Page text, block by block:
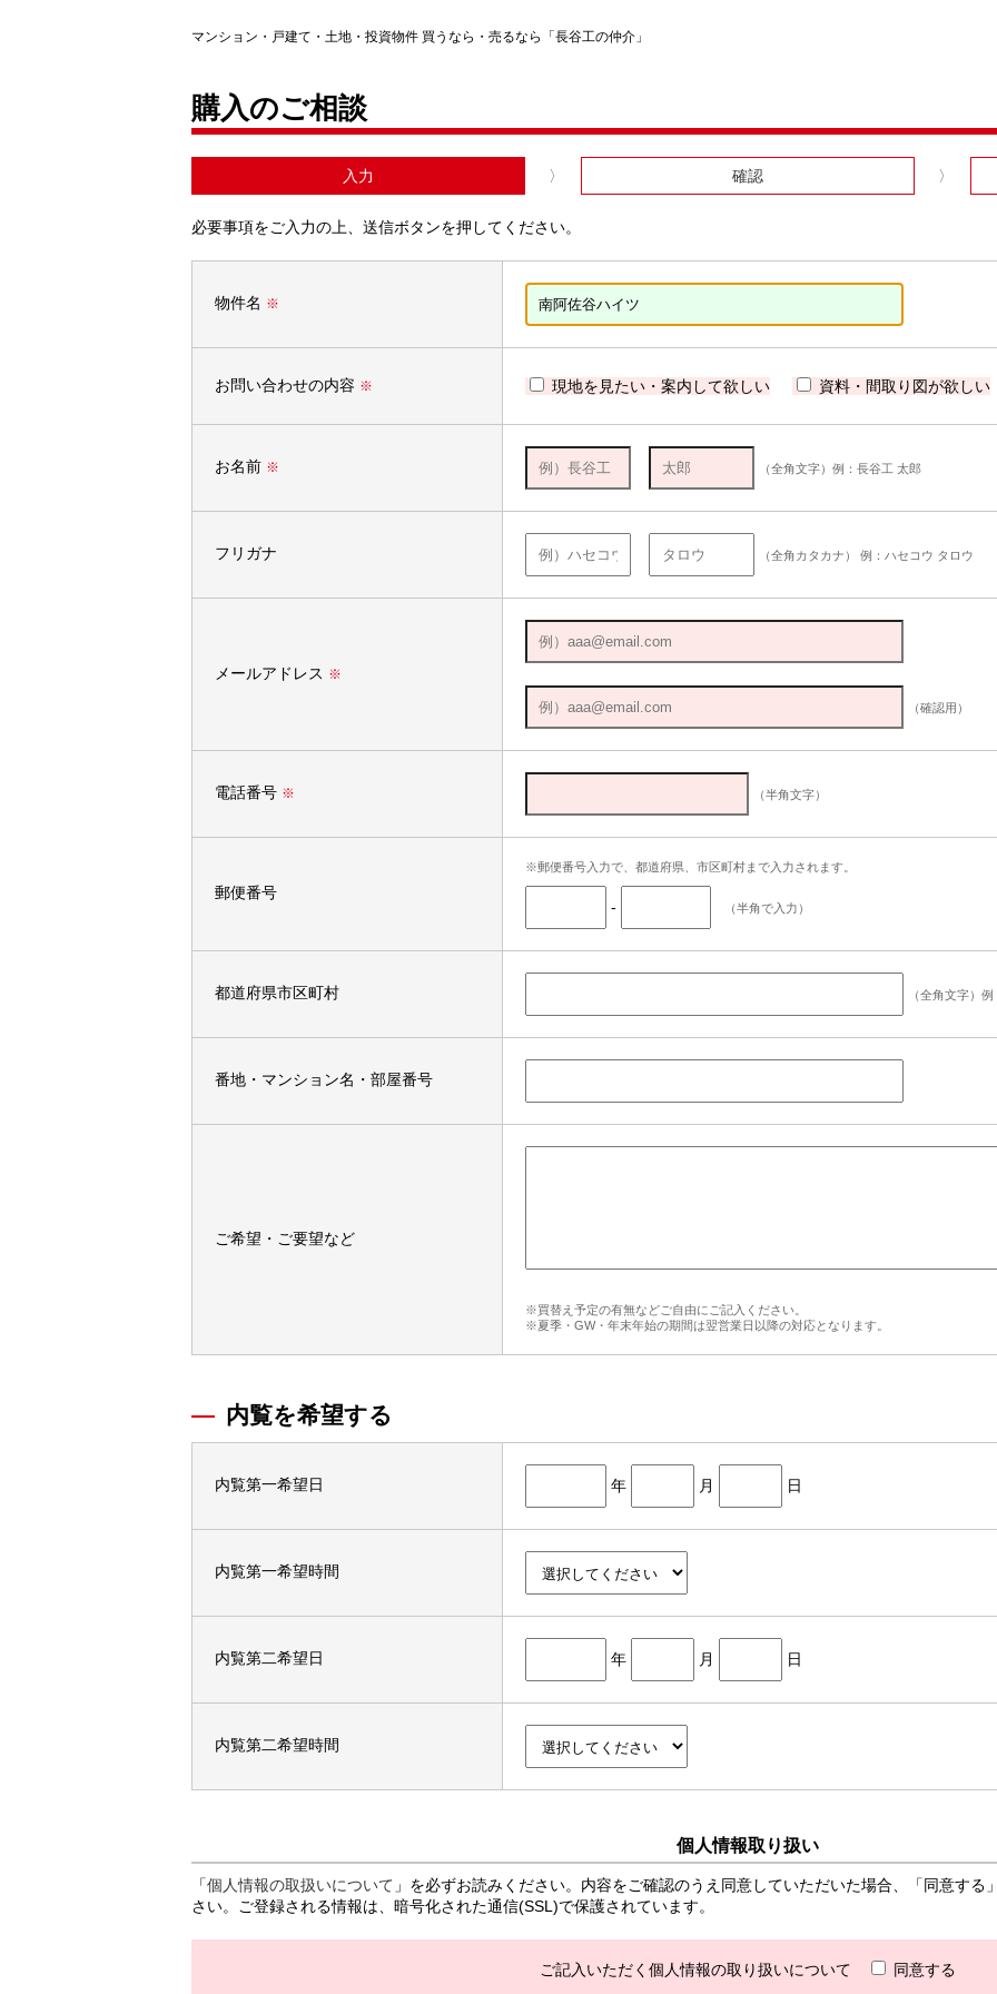
マンション・戸建て・土地・投資物件 買うなら・売るなら「長谷工の仲介」
購入のご相談
入力 確認
必要事項をご入力の上、送信ボタンを押してください。
物件名 ※
お問い合わせの内容 ※ 現地を見たい・案内して欲しい 資料・間取り図が欲しい
お名前 ※ （全角文字）例：長谷工 太郎
フリガナ （全角カタカナ） 例：ハセコウ タロウ
メールアドレス ※
（確認用）
電話番号 ※ （半角文字）
郵便番号
※郵便番号入力で、都道府県、市区町村まで入力されます。
- （半角で入力）
都道府県市区町村 （全角文字）
番地・マンション名・部屋番号
ご希望・ご要望など
※買替え予定の有無などご自由にご記入ください。
※夏季・GW・年末年始の期間は翌営業日以降の対応となります。
内覧を希望する
内覧第一希望日 年 月 日
内覧第一希望時間
内覧第二希望日 年 月 日
内覧第二希望時間
個人情報取り扱い
「個人情報の取扱いについて 」を必ずお読みください。内容をご確認のうえ同意していただいた場合、「同意す
さい。ご登録される情報は、暗号化された通信(SSL)で保護されています。
ご記入いただく個人情報の取り扱いについて 同意する